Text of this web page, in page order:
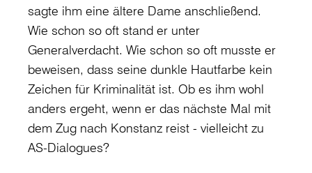
sagte ihm eine ältere Dame anschließend.
Wie schon so oft stand er unter
Generalverdacht. Wie schon so oft musste er
beweisen, dass seine dunkle Hautfarbe kein
Zeichen für Kriminalität ist. Ob es ihm wohl
anders ergeht, wenn er das nächste Mal mit
dem Zug nach Konstanz reist - vielleicht zu
AS-Dialogues?